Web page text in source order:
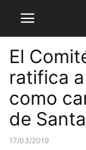
El
ratifica
como
de
17/03/2019